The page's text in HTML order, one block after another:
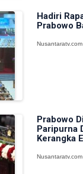
Hadiri
Prabowo
Prabowo
Paripurna
Kerangka